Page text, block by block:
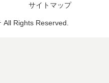
サイトマップ
Rights Reserved.